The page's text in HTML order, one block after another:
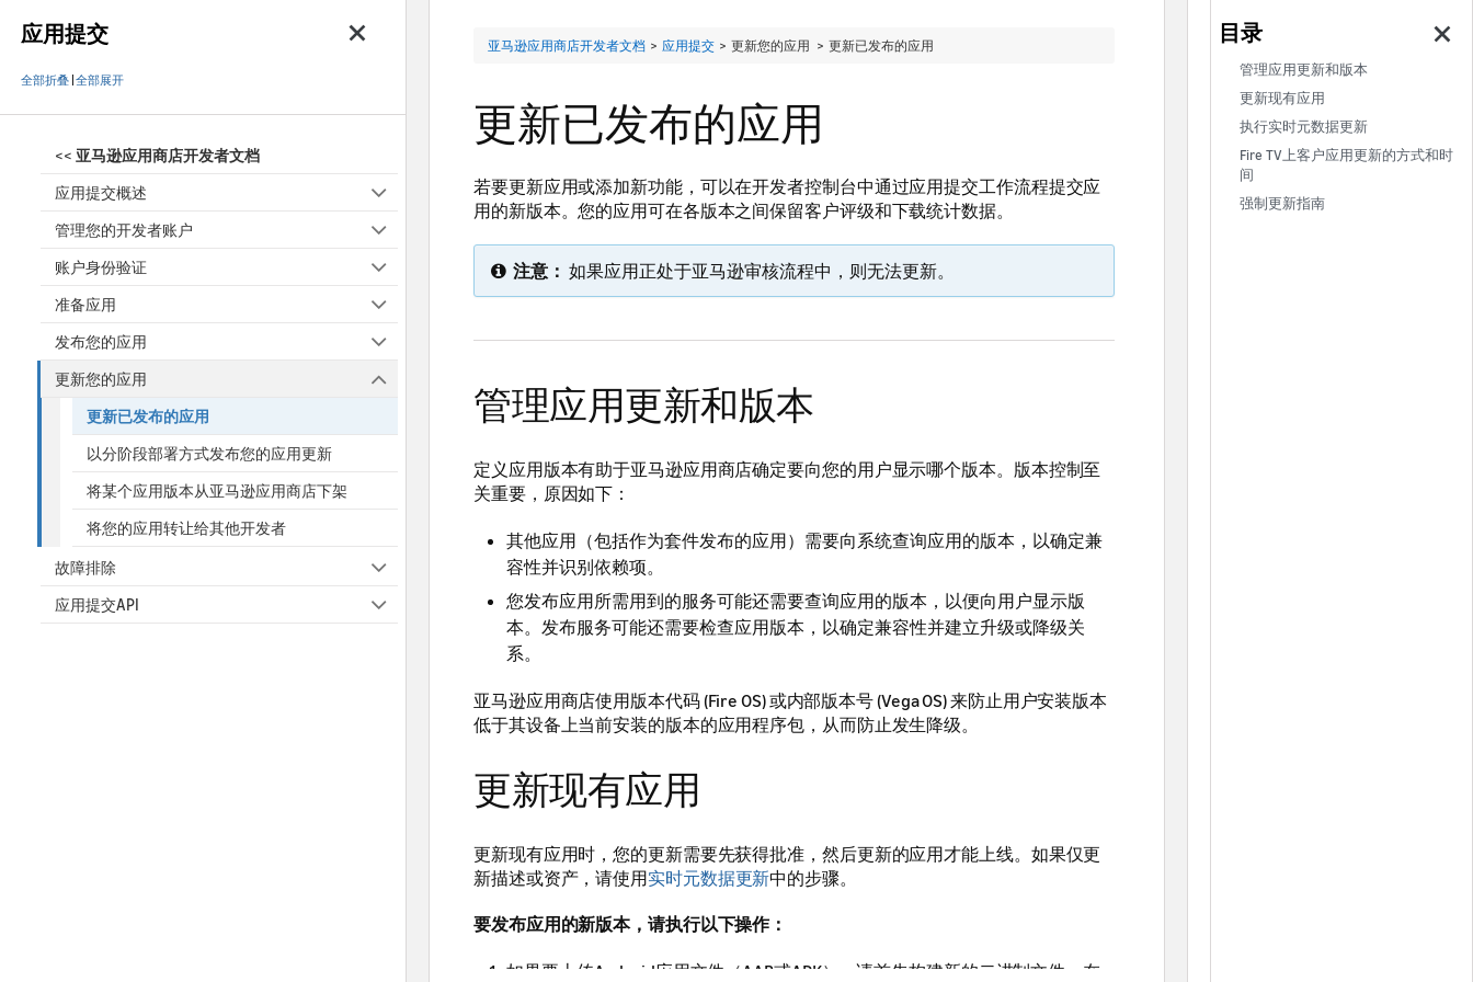
应用提交
全部折叠|全部展开
<< 亚马逊应用商店开发者文档
应用提交概述
管理您的开发者账户
账户身份验证
准备应用
发布您的应用
更新您的应用
更新已发布的应用
以分阶段部署方式发布您的应用更新
将某个应用版本从亚马逊应用商店下架
将您的应用转让给其他开发者
故障排除
应用提交API
亚马逊应用商店开发者文档 > 应用提交 > 更新您的应用 > 更新已发布的应用
更新已发布的应用
若要更新应用或添加新功能，可以在开发者控制台中通过应用提交工作流程提交应
用的新版本。您的应用可在各版本之间保留客户评级和下载统计数据。
注意： 如果应用正处于亚马逊审核流程中，则无法更新。
管理应用更新和版本
定义应用版本有助于亚马逊应用商店确定要向您的用户显示哪个版本。版本控制至
关重要，原因如下：
其他应用（包括作为套件发布的应用）需要向系统查询应用的版本，以确定兼
容性并识别依赖项。
您发布应用所需用到的服务可能还需要查询应用的版本，以便向用户显示版
本。发布服务可能还需要检查应用版本，以确定兼容性并建立升级或降级关
系。
亚马逊应用商店使用版本代码 (Fire OS) 或内部版本号 (Vega OS) 来防止用户安装版本
低于其设备上当前安装的版本的应用程序包，从而防止发生降级。
更新现有应用
更新现有应用时，您的更新需要先获得批准，然后更新的应用才能上线。如果仅更
新描述或资产，请使用实时元数据更新中的步骤。
要发布应用的新版本，请执行以下操作：
如果要上传Android应用文件（AAB或APK），请首先构建新的二进制文件，在
管理应用更新和版本
更新现有应用
执行实时元数据更新
Fire TV上客户应用更新的方式和时
间
强制更新指南